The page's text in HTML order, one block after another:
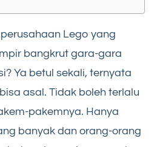
Lego yang
bangkrut gara-gara
Ya betul sekali, ternyata
asal. Tidak boleh terlalu
pakemnya. Hanya
banyak dan orang-orang